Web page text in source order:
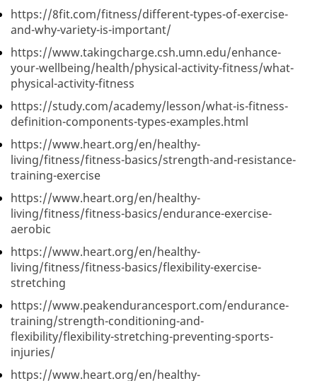
https://8fit.com/fitness/different-types-of-exercise-
and-why-variety-is-important/
https://www.takingcharge.csh.umn.edu/enhance-
your-wellbeing/health/physical-activity-fitness/what-
physical-activity-fitness
https://study.com/academy/lesson/what-is-fitness-
definition-components-types-examples.html
https://www.heart.org/en/healthy-
living/fitness/fitness-basics/strength-and-resistance-
training-exercise
https://www.heart.org/en/healthy-
living/fitness/fitness-basics/endurance-exercise-
aerobic
https://www.heart.org/en/healthy-
living/fitness/fitness-basics/flexibility-exercise-
stretching
https://www.peakendurancesport.com/endurance-
training/strength-conditioning-and-
flexibility/flexibility-stretching-preventing-sports-
injuries/
https://www.heart.org/en/healthy-